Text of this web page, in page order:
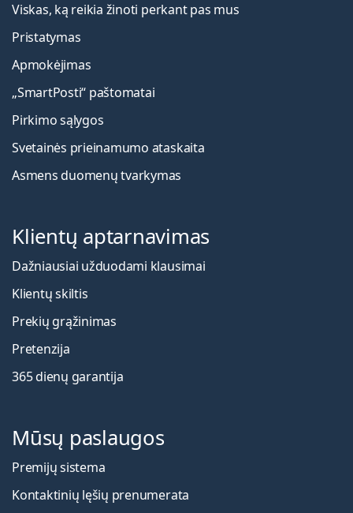
Viskas, ką reikia žinoti perkant pas mus
Pristatymas
Apmokėjimas
„SmartPosti“ paštomatai
Pirkimo sąlygos
Svetainės prieinamumo ataskaita
Asmens duomenų tvarkymas
Klientų aptarnavimas
Dažniausiai užduodami klausimai
Klientų skiltis
Prekių grąžinimas
Pretenzija
365 dienų garantija
Mūsų paslaugos
Premijų sistema
Kontaktinių lęšių prenumerata